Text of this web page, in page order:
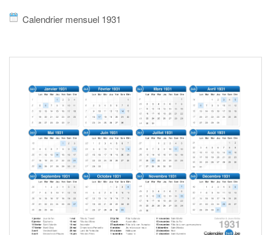
Calendrier mensuel 1931